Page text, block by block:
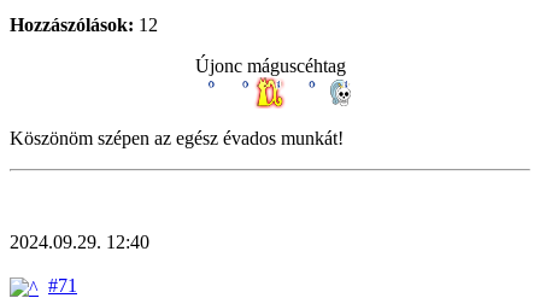
Hozzászólások: 12
Újonc máguscéhtag
Köszönöm szépen az egész évados munkát!
2024.09.29. 12:40
#71